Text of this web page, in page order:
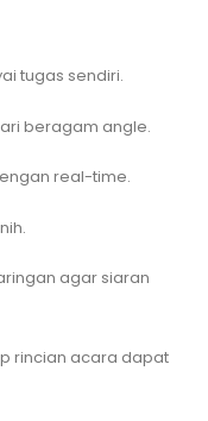
tugas sendiri.
beragam angle.
real-time.
agar siaran
rincian acara dapat